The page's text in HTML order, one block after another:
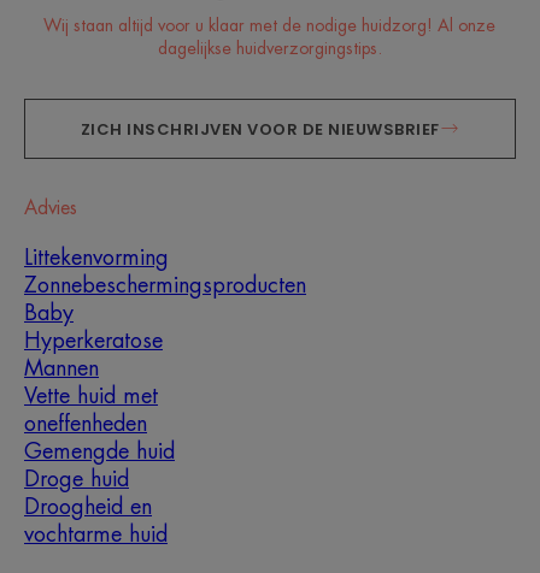
Wij staan altijd voor u klaar met de nodige huidzorg! Al onze
dagelijkse huidverzorgingstips.
ZICH INSCHRIJVEN VOOR DE NIEUWSBRIEF
Advies
Littekenvorming
Zonnebeschermingsproducten
Baby
Hyperkeratose
Mannen
Vette huid met
oneffenheden
Gemengde huid
Droge huid
Droogheid en
vochtarme huid